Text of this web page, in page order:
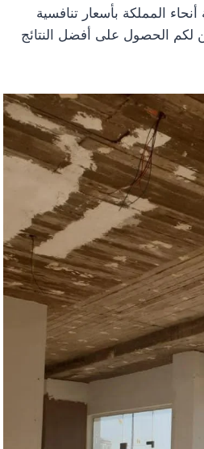
المملكة بأسعار تنافسية
لكم الحصول على أفضل النتائج